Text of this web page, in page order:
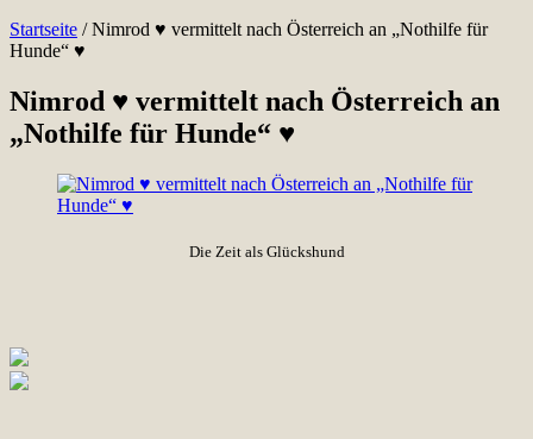
Startseite /Nimrod ♥ vermittelt nach Österreich an „Nothilfe für
Hunde“ ♥
Nimrod ♥ vermittelt nach Österreich an
„Nothilfe für Hunde“ ♥
Die Zeit als Glückshund